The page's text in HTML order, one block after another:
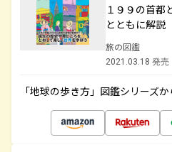
１９９の首都
とともに解説
旅の図鑑
2021.03.18 発売
「地球の歩き方」図鑑シリーズ